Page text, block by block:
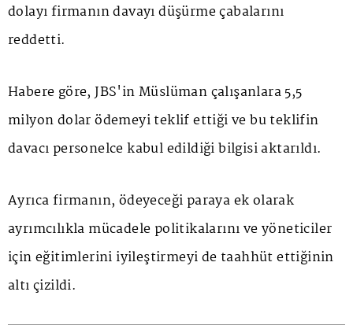
dolayı firmanın davayı düşürme çabalarını
reddetti.
Habere göre, JBS'in Müslüman çalışanlara 5,5
milyon dolar ödemeyi teklif ettiği ve bu teklifin
davacı personelce kabul edildiği bilgisi aktarıldı.
Ayrıca firmanın, ödeyeceği paraya ek olarak
ayrımcılıkla mücadele politikalarını ve yöneticiler
için eğitimlerini iyileştirmeyi de taahhüt ettiğinin
altı çizildi.